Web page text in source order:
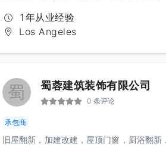
Flooring, Vinyl Flooring, Engineered
hardwood Flooring. We promise our
1年从业经验
Los Angeles
蜀 蜀蓉建筑装饰有限公司
0 条评论
承包商
旧屋翻新，加建改建，屋顶门窗，厨浴翻